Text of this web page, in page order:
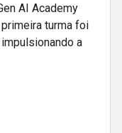
AI Academy
turma foi
a